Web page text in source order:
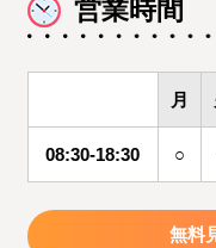
営業時間
月
08:30-18:30 ○
無料